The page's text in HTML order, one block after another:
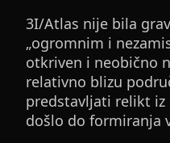
3I/Atlas nije bila
„ogromnim i
otkriven i neobično
relativno blizu
predstavljati relikt iz
došlo do formiranja